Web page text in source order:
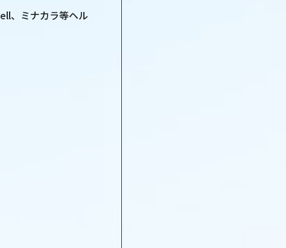
、ミナカラ等ヘル